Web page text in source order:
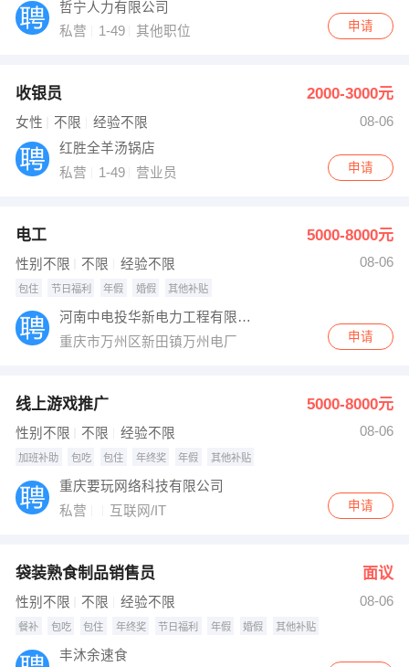
哲宁人力有限公司
私营
1-49 其他职位 申请
收银员 2000-3000元
女性 不限 经验不限
08-06
红胜全羊汤锅店
私营
1-49 营业员 申请
电工 5000-8000元
性别不限 不限 经验不限 08-06
包住 节日福利 年假 婚假 其他补贴
河南中电投华新电力工程有限公司
重庆市万州区新田镇万州电厂
申请
线上游戏推广 5000-8000元
性别不限 不限 经验不限 08-06
加班补助 包吃 包住 年终奖 年假 其他补贴
重庆要玩网络科技有限公司
私营
互联网/IT 申请
袋装熟食制品销售员 面议
性别不限 不限 经验不限 08-06
餐补 包吃 包住 年终奖 节日福利 年假 婚假 其他补贴
丰沐余速食